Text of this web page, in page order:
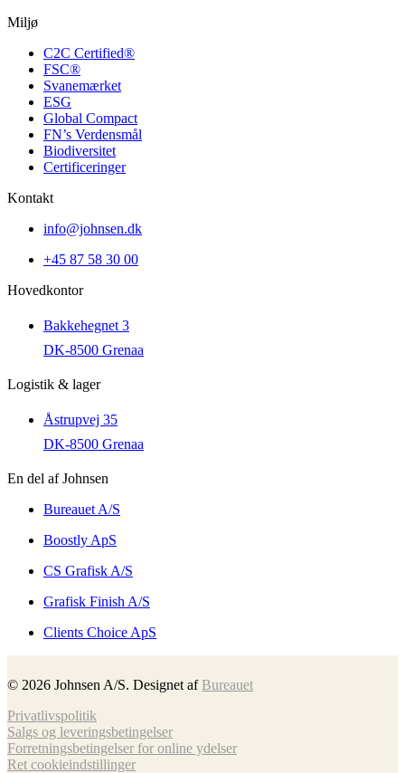
Miljø
C2C Certified®
FSC®
Svanemærket
ESG
Global Compact
FN’s Verdensmål
Biodiversitet
Certificeringer
Kontakt
info@johnsen.dk
+45 87 58 30 00
Hovedkontor
Bakkehegnet 3
DK-8500 Grenaa
Logistik & lager
Åstrupvej 35
DK-8500 Grenaa
En del af Johnsen
Bureauet A/S
Boostly ApS
CS Grafisk A/S
Grafisk Finish A/S
Clients Choice ApS
© 2026 Johnsen A/S. Designet af Bureauet
Privatlivspolitik
Salgs og leveringsbetingelser
Forretnings­betingelser for online ydelser
Ret cookieindstillinger